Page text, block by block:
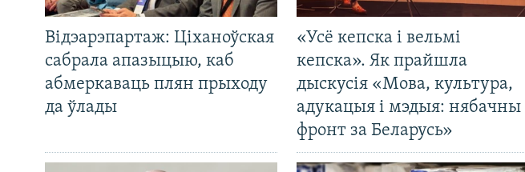
Відэарэпартаж: Ціханоўская
сабрала апазыцыю, каб
абмеркаваць плян прыходу
да ўлады
«Усё кепска і вельмі
кепска». Як прайшла
дыскусія «Мова, культура,
адукацыя і мэдыя: нябачны
фронт за Беларусь»